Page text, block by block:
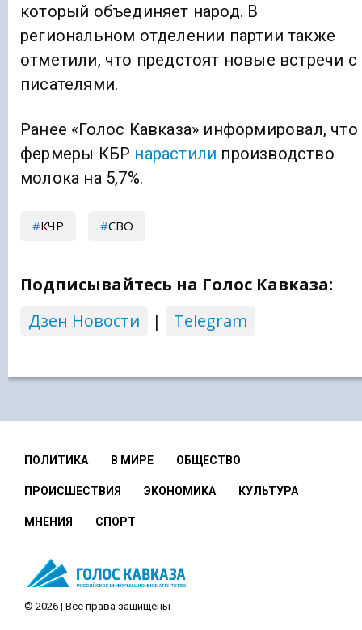
который объединяет народ. В
региональном отделении партии также
отметили, что предстоят новые встречи с
писателями.
Ранее «Голос Кавказа» информировал, что
фермеры КБР нарастили производство
молока на 5,7%.
КЧР СВО
Подписывайтесь на Голос Кавказа:
Дзен Новости
| Telegram
ПОЛИТИКА В МИРЕ ОБЩЕСТВО
ПРОИСШЕСТВИЯ ЭКОНОМИКА КУЛЬТУРА
МНЕНИЯ СПОРТ
© 2026 | Все права защищены